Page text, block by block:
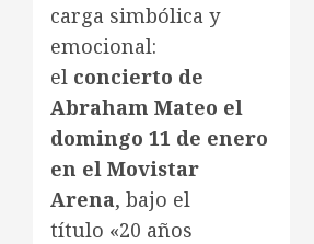
carga simbólica y
emocional:
el concierto de
Abraham Mateo el
domingo 11 de enero
en el Movistar
Arena, bajo el
título «20 años